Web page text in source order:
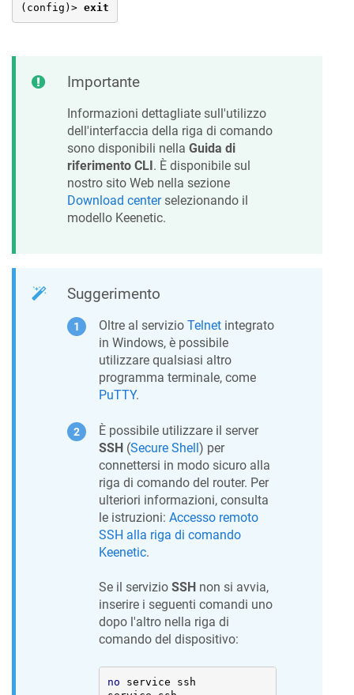
(config)> exit
Importante
Informazioni dettagliate sull'utilizzo
dell'interfaccia della riga di comando
sono disponibili nella Guida di
riferimento CLI. È disponibile sul
nostro sito Web nella sezione
Download centerselezionando il
modello Keenetic.
Suggerimento
Oltre al servizio Telnet integrato
in Windows, è possibile
utilizzare qualsiasi altro
programma terminale, come
PuTTY.
È possibile utilizzare il server
SSH (Secure Shell) per
connettersi in modo sicuro alla
riga di comando del router. Per
ulteriori informazioni, consulta
le istruzioni: Accesso remoto
SSH alla riga di comando
Keenetic.
Se il servizio SSH non si avvia,
inserire i seguenti comandi uno
dopo l'altro nella riga di
comando del dispositivo:
no service ssh